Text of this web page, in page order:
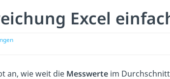
Excel
an, wie weit die Messwerteim Durchschnitt